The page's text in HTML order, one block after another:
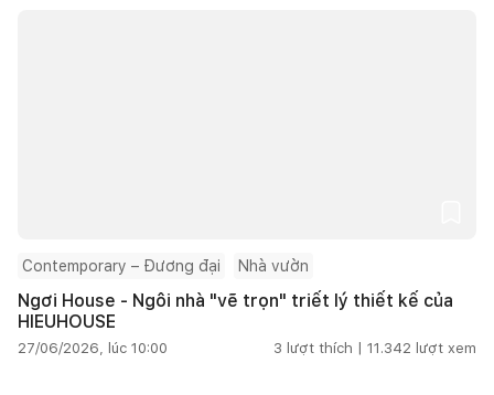
Contemporary – Đương đại Nhà vườn
Ngơi House - Ngôi nhà "vẽ trọn" triết lý thiết kế của
HIEUHOUSE
27/06/2026, lúc 10:00 3 lượt thích | 11.342 lượt xem